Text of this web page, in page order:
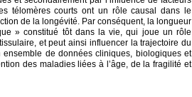
télomères courts ont un rôle causal dans le
de la longévité. Par conséquent, la longueur
» constitué tôt dans la vie, qui joue un rôle
et peut ainsi influencer la trajectoire du
de données cliniques, biologiques et
des maladies liées à l’âge, de la fragilité et